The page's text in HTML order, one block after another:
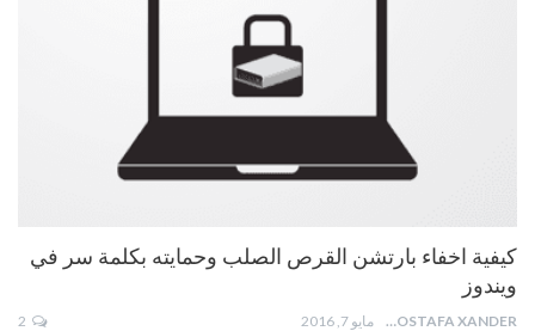
كيفية اخفاء بارتشن القرص الصلب وحمايته بكلمة سر في
ويندوز
MOSTAFA XANDER مايو 7, 2016